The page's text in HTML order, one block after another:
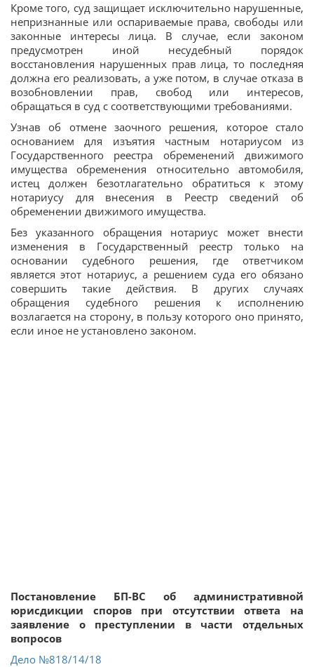
Кроме того, суд защищает исключительно нарушенные,
непризнанные или оспариваемые права, свободы или
законные интересы лица. В случае, если законом
предусмотрен иной несудебный порядок
восстановления нарушенных прав лица, то последняя
должна его реализовать, а уже потом, в случае отказа в
возобновлении прав, свобод или интересов,
обращаться в суд с соответствующими требованиями.
Узнав об отмене заочного решения, которое стало
основанием для изъятия частным нотариусом из
Государственного реестра обременений движимого
имущества обременения относительно автомобиля,
истец должен безотлагательно обратиться к этому
нотариусу для внесения в Реестр сведений об
обременении движимого имущества.
Без указанного обращения нотариус может внести
изменения в Государственный реестр только на
основании судебного решения, где ответчиком
является этот нотариус, а решением суда его обязано
совершить такие действия. В других случаях
обращения судебного решения к исполнению
возлагается на сторону, в пользу которого оно принято,
если иное не установлено законом.
Постановление БП-ВС об административной
юрисдикции споров при отсутствии ответа на
заявление о преступлении в части отдельных
вопросов
Дело №818/14/18